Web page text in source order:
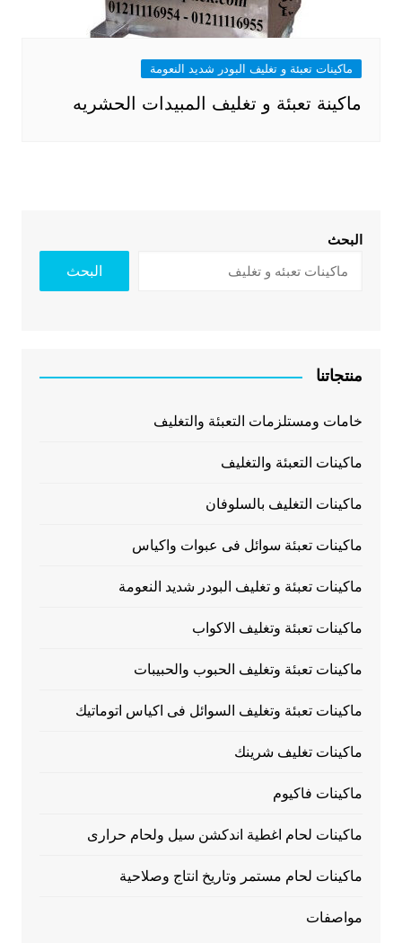
ماكينات تعبئة و تغليف البودر شديد النعومة
ماكينة تعبئة و تغليف المبيدات الحشريه
البحث
البحث
منتجاتنا
خامات ومستلزمات التعبئة والتغليف
ماكينات التعبئة والتغليف
ماكينات التغليف بالسلوفان
ماكينات تعبئة سوائل فى عبوات واكياس
ماكينات تعبئة و تغليف البودر شديد النعومة
ماكينات تعبئة وتغليف الاكواب
ماكينات تعبئة وتغليف الحبوب والحبيبات
ماكينات تعبئة وتغليف السوائل فى اكياس اتوماتيك
ماكينات تغليف شرينك
ماكينات فاكيوم
ماكينات لحام اغطية اندكشن سيل ولحام حرارى
ماكينات لحام مستمر وتاريخ انتاج وصلاحية
مواصفات